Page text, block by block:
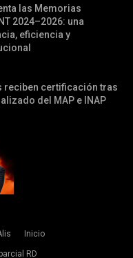
las Memorias
2024–2026: una
eficiencia y
reciben certificación tras
del MAP e INAP
Inicio
RD